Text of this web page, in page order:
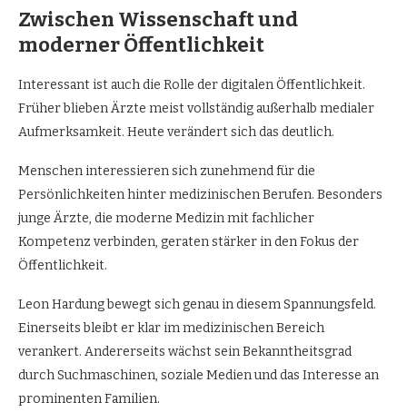
Zwischen Wissenschaft und
moderner Öffentlichkeit
Interessant ist auch die Rolle der digitalen Öffentlichkeit.
Früher blieben Ärzte meist vollständig außerhalb medialer
Aufmerksamkeit. Heute verändert sich das deutlich.
Menschen interessieren sich zunehmend für die
Persönlichkeiten hinter medizinischen Berufen. Besonders
junge Ärzte, die moderne Medizin mit fachlicher
Kompetenz verbinden, geraten stärker in den Fokus der
Öffentlichkeit.
Leon Hardung bewegt sich genau in diesem Spannungsfeld.
Einerseits bleibt er klar im medizinischen Bereich
verankert. Andererseits wächst sein Bekanntheitsgrad
durch Suchmaschinen, soziale Medien und das Interesse an
prominenten Familien.